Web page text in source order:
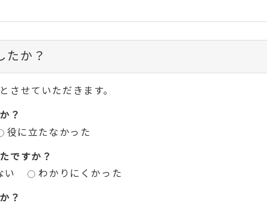
か？
せていただきます。
？
役に立たなかった
ですか？
い
わかりにくかった
？